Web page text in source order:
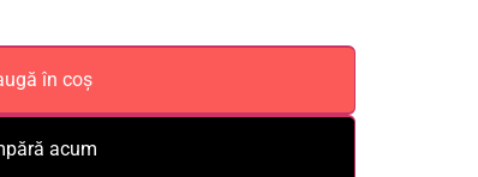
în coș
acum